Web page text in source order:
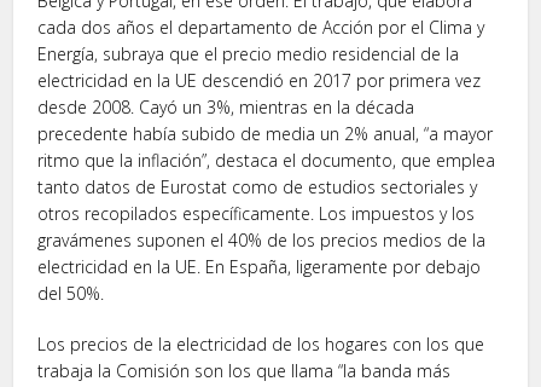
cada dos años el departamento de Acción por el Clima y
Energía, subraya que el precio medio residencial de la
electricidad en la UE descendió en 2017 por primera vez
desde 2008. Cayó un 3%, mientras en la década
precedente había subido de media un 2% anual, “a mayor
ritmo que la inflación”, destaca el documento, que emplea
tanto datos de Eurostat como de estudios sectoriales y
otros recopilados específicamente. Los impuestos y los
gravámenes suponen el 40% de los precios medios de la
electricidad en la UE. En España, ligeramente por debajo
del 50%.
Los precios de la electricidad de los hogares con los que
trabaja la Comisión son los que llama “la banda más